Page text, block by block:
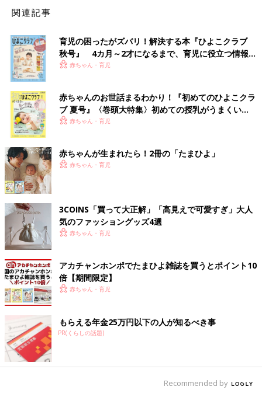
関連記事
育児の困ったがズバリ！解決する本『ひよこクラブ
秋号』 4カ月～2才になるまで、育児に役立つ情報が
いっぱい！
赤ちゃん・育児
赤ちゃんのお世話まるわかり！『初めてのひよこクラ
ブ 夏号』〈巻頭大特集〉初めての授乳がうまくい
く！ おっぱい・ミルクの基本と夏のトラブル 解決テ
赤ちゃん・育児
赤ちゃんが生まれたら！2冊の「たまひよ」
赤ちゃん・育児
3COINS「買って大正解」「高見えで可愛すぎ」大人
気のファッショングッズ4選
赤ちゃん・育児
アカチャンホンポでたまひよ雑誌を買うとポイント10
倍【期間限定】
赤ちゃん・育児
もらえる年金25万円以下の人が知るべき事
PR(くらしの話題)
Recommended by